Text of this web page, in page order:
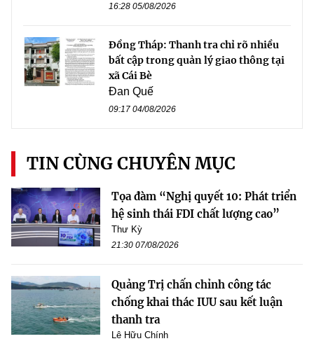
16:28 05/08/2026
Đồng Tháp: Thanh tra chỉ rõ nhiều
bất cập trong quản lý giao thông tại
xã Cái Bè
Đan Quế
09:17 04/08/2026
TIN CÙNG CHUYÊN MỤC
Tọa đàm “Nghị quyết 10: Phát triển
hệ sinh thái FDI chất lượng cao”
Thư Kỳ
21:30 07/08/2026
Quảng Trị chấn chỉnh công tác
chống khai thác IUU sau kết luận
thanh tra
Lê Hữu Chính